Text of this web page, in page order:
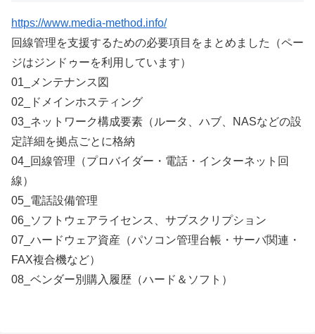
https://www.media-method.info/
回線管理を支援するための必要項目をまとめました（ペー
ジはジンドゥーを利用しています）
01_メンテナンス図
02_ドメインホスティング
03_ネットワーク構成要素（ルータ、ハブ、NASなどの設
定詳細を拠点ごとに格納
04_回線管理（プロバイダー・電話・インターネット回
線）
05_電話設備管理
06_ソフトウェアライセンス、サブスクリプション
07_ハードウェア資産（パソコン管理台帳・サーバ関連・
FAX複合機など）
08_ベンダー別購入履歴（ハード＆ソフト）